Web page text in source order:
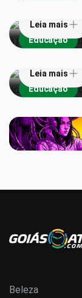
Educação
Leia mais
Educação
para aplicar
levantamento
Leia mais
Beleza